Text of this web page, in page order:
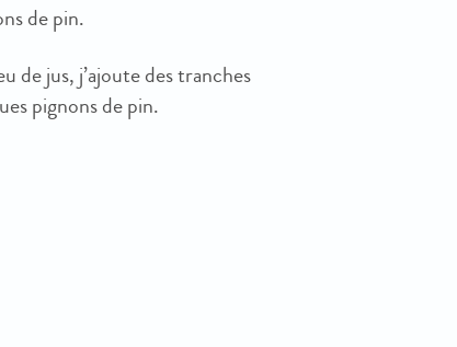
de pin.
de jus, j’ajoute des tranches
pignons de pin.